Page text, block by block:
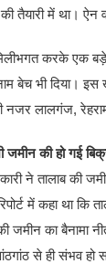
तैयारी में था।
करके एक
बेच भी दिया।
नजर लालगंज,
जमीन की हो गई
ने तालाब की
में कहा था कि
जमीन का
से ही संभव हो